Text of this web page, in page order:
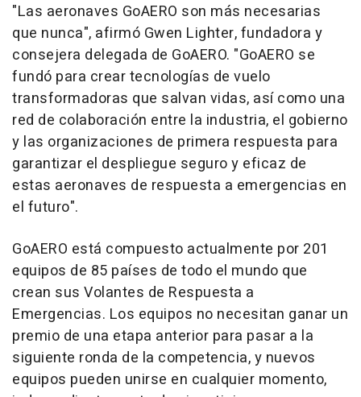
"Las aeronaves GoAERO son más necesarias
que nunca", afirmó Gwen Lighter, fundadora y
consejera delegada de GoAERO. "GoAERO se
fundó para crear tecnologías de vuelo
transformadoras que salvan vidas, así como una
red de colaboración entre la industria, el gobierno
y las organizaciones de primera respuesta para
garantizar el despliegue seguro y eficaz de
estas aeronaves de respuesta a emergencias en
el futuro".
GoAERO está compuesto actualmente por 201
equipos de 85 países de todo el mundo que
crean sus Volantes de Respuesta a
Emergencias. Los equipos no necesitan ganar un
premio de una etapa anterior para pasar a la
siguiente ronda de la competencia, y nuevos
equipos pueden unirse en cualquier momento,